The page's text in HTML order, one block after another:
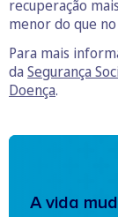
recuperação
menor do que
Para mais
da Segurança
Doença.
A vida